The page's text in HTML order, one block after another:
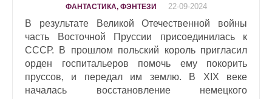
ФАНТАСТИКА, ФЭНТЕЗИ 22-09-2024
В результате Великой Отечественной войны
часть Восточной Пруссии присоединилась к
СССР. В прошлом польский король пригласил
орден госпитальеров помочь ему покорить
пруссов, и передал им землю. В XIX веке
началась восстановление немецкого